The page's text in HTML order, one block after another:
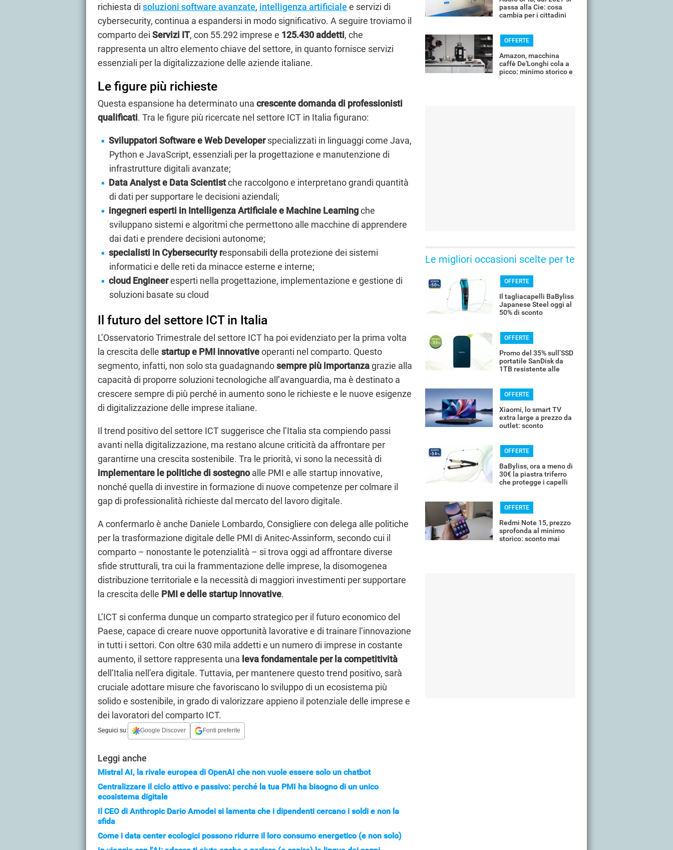
richiesta di soluzioni software avanzate, intelligenza artificiale e servizi di
cybersecurity, continua a espandersi in modo significativo. A seguire troviamo il
comparto dei Servizi IT, con 55.292 imprese e 125.430 addetti, che
rappresenta un altro elemento chiave del settore, in quanto fornisce servizi
essenziali per la digitalizzazione delle aziende italiane.
Le figure più richieste
Questa espansione ha determinato una crescente domanda di professionisti
qualificati. Tra le figure più ricercate nel settore ICT in Italia figurano:​
Sviluppatori Software e Web Developerspecializzati in linguaggi come Java,
Python e JavaScript, essenziali per la progettazione e manutenzione di
infrastrutture digitali avanzate;
Data Analyst e Data Scientistche raccolgono e interpretano grandi quantità
di dati per supportare le decisioni aziendali;
ingegneri esperti in Intelligenza Artificiale e Machine Learningche
sviluppano sistemi e algoritmi che permettono alle macchine di apprendere
dai dati e prendere decisioni autonome;
specialisti in Cybersecurity responsabili della protezione dei sistemi
informatici e delle reti da minacce esterne e interne;
cloud Engineeresperti nella progettazione, implementazione e gestione di
soluzioni basate su cloud​
Il futuro del settore ICT in Italia
L’Osservatorio Trimestrale del settore ICT ha poi evidenziato per la prima volta
la crescita delle startup e PMI innovativeoperanti nel comparto. Questo
segmento, infatti, non solo sta guadagnandosempre più importanzagrazie alla
capacità di proporre soluzioni tecnologiche all’avanguardia, ma è destinato a
crescere sempre di più perché in aumento sono le richieste e le nuove esigenze
di digitalizzazione delle imprese italiane.
Il trend positivo del settore ICT suggerisce che l’Italia sta compiendo passi
avanti nella digitalizzazione, ma restano alcune criticità da affrontare per
garantirne una crescita sostenibile. Tra le priorità, vi sono la necessità di
implementare le politiche di sostegnoalle PMI e alle startup innovative,
nonché quella di investire in formazione di nuove competenze per colmare il
gap di professionalità richieste dal mercato del lavoro digitale.
A confermarlo è anche Daniele Lombardo, Consigliere con delega alle politiche
per la trasformazione digitale delle PMI di Anitec-Assinform, secondo cui il
comparto – nonostante le potenzialità – si trova oggi ad affrontare diverse
sfide strutturali, tra cui la frammentazione delle imprese, la disomogenea
distribuzione territoriale e la necessità di maggiori investimenti per supportare
la crescita delle PMI e delle startup innovative.
L’ICT si conferma dunque un comparto strategico per il futuro economico del
Paese, capace di creare nuove opportunità lavorative e di trainare l’innovazione
in tutti i settori. Con oltre 630 mila addetti e un numero di imprese in costante
aumento, il settore rappresenta una leva fondamentale per la competitività
dell’Italia nell’era digitale. Tuttavia, per mantenere questo trend positivo, sarà
cruciale adottare misure che favoriscano lo sviluppo di un ecosistema più
solido e sostenibile, in grado di valorizzare appieno il potenziale delle imprese e
dei lavoratori del comparto ICT.
Seguici su: Google Discover Fonti preferite
Leggi anche
Mistral AI, la rivale europea di OpenAI che non vuole essere solo un chatbot
Centralizzare il ciclo attivo e passivo: perché la tua PMI ha bisogno di un unico
ecosistema digitale
Il CEO di Anthropic Dario Amodei si lamenta che i dipendenti cercano i soldi e non la
sfida
Come i data center ecologici possono ridurre il loro consumo energetico (e non solo)
passa alla Cie: cosa
cambia per i cittadini
OFFERTE
Amazon, macchina
caffè De'Longhi cola a
picco: minimo storico e
Le migliori occasioni scelte per te
OFFERTE
Il tagliacapelli BaByliss
Japanese Steel oggi al
50% di sconto
OFFERTE
Promo del 35% sull’SSD
portatile SanDisk da
1TB resistente alle
OFFERTE
Xiaomi, lo smart TV
extra large a prezzo da
outlet: sconto
OFFERTE
BaByliss, ora a meno di
30€ la piastra triferro
che protegge i capelli
OFFERTE
Redmi Note 15, prezzo
sprofonda al minimo
storico: sconto mai